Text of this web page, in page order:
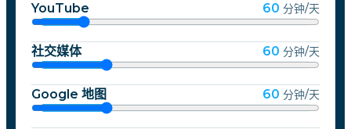
YouTube 60 分钟/天
社交媒体 60 分钟/天
Google 地图 60 分钟/天